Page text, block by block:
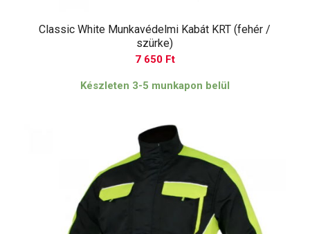
Classic White Munkavédelmi Kabát KRT (fehér /
szürke)
7 650 Ft
Készleten 3-5 munkapon belül